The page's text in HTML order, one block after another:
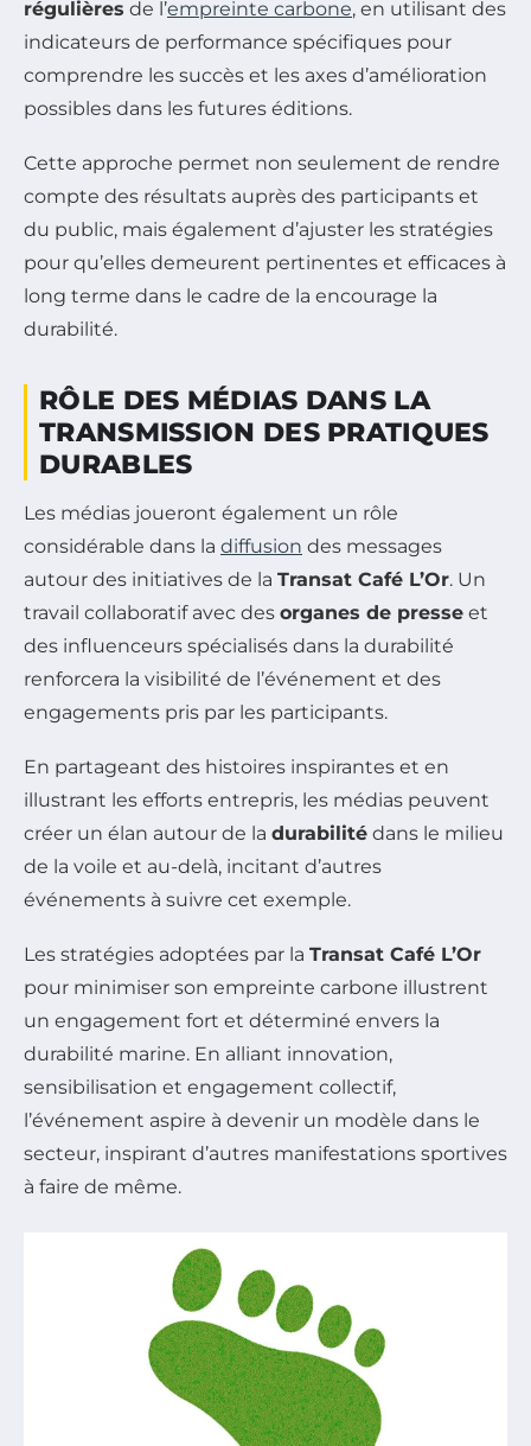
régulières de l’empreinte carbone, en utilisant des
indicateurs de performance spécifiques pour
comprendre les succès et les axes d’amélioration
possibles dans les futures éditions.
Cette approche permet non seulement de rendre
compte des résultats auprès des participants et
du public, mais également d’ajuster les stratégies
pour qu’elles demeurent pertinentes et efficaces à
long terme dans le cadre de la encourage la
durabilité.
RÔLE DES MÉDIAS DANS LA
TRANSMISSION DES PRATIQUES
DURABLES
Les médias joueront également un rôle
considérable dans la diffusion des messages
autour des initiatives de la Transat Café L’Or. Un
travail collaboratif avec des organes de presse et
des influenceurs spécialisés dans la durabilité
renforcera la visibilité de l’événement et des
engagements pris par les participants.
En partageant des histoires inspirantes et en
illustrant les efforts entrepris, les médias peuvent
créer un élan autour de la durabilité dans le milieu
de la voile et au-delà, incitant d’autres
événements à suivre cet exemple.
Les stratégies adoptées par la Transat Café L’Or
pour minimiser son empreinte carbone illustrent
un engagement fort et déterminé envers la
durabilité marine. En alliant innovation,
sensibilisation et engagement collectif,
l’événement aspire à devenir un modèle dans le
secteur, inspirant d’autres manifestations sportives
à faire de même.